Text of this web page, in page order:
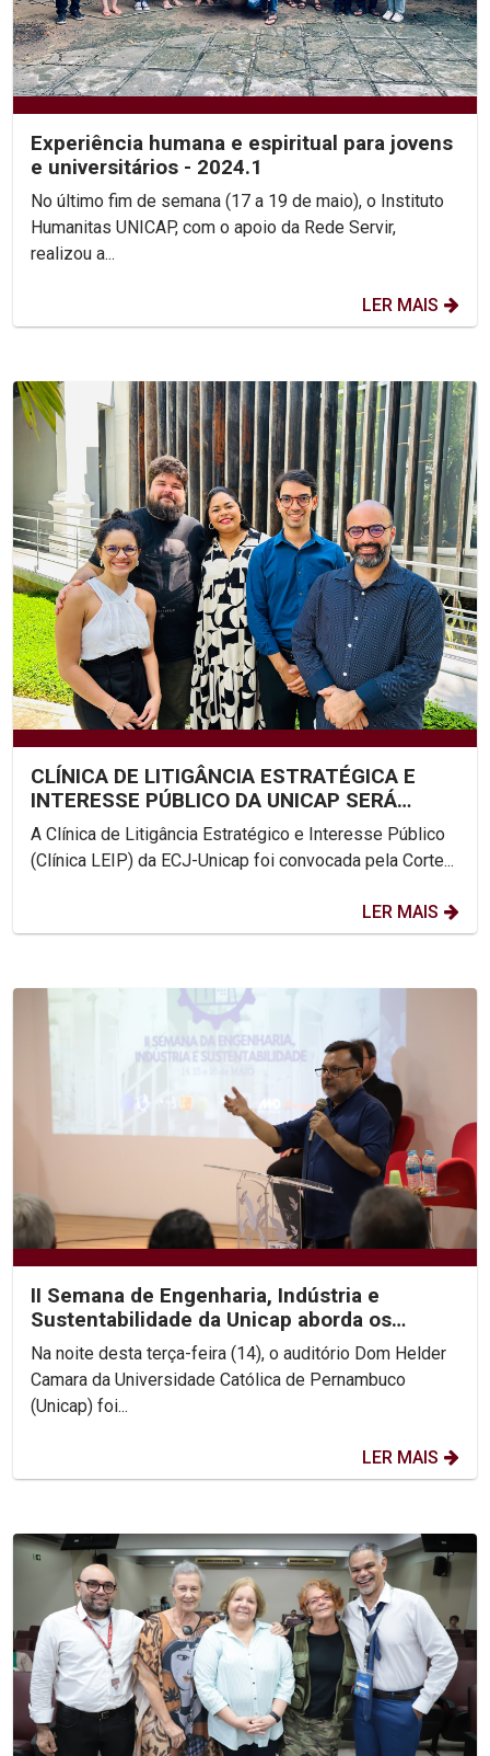
Experiência humana e espiritual para jovens
e universitários - 2024.1
No último fim de semana (17 a 19 de maio), o Instituto
Humanitas UNICAP, com o apoio da Rede Servir,
realizou a...
LER MAIS
CLÍNICA DE LITIGÂNCIA ESTRATÉGICA E
INTERESSE PÚBLICO DA UNICAP SERÁ
AMICUS CURIAE NA AUDIÊNCIA...
A Clínica de Litigância Estratégico e Interesse Público
(Clínica LEIP) da ECJ-Unicap foi convocada pela Corte...
LER MAIS
II Semana de Engenharia, Indústria e
Sustentabilidade da Unicap aborda os
desafios da Engenharia...
Na noite desta terça-feira (14), o auditório Dom Helder
Camara da Universidade Católica de Pernambuco
(Unicap) foi...
LER MAIS